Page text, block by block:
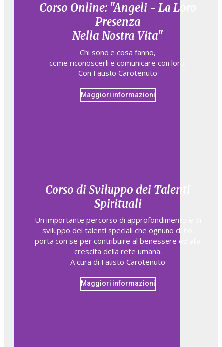
Corso Online: "Angeli - La Loro
Presenza
Nella Nostra Vita"
Chi sono e cosa fanno,​
come riconoscerli e comunicare con loro.​
Con Fausto Carotenuto
Maggiori informazioni
Corso di Sviluppo dei Talenti
Spirituali
Un importante percorso di approfondimento e di
sviluppo dei talenti speciali che ognuno di noi
porta con se per contribuire al benessere ed alla
crescita della rete umana.
A cura di Fausto Carotenuto
Maggiori informazioni